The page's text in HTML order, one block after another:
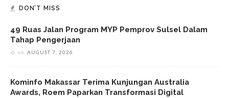
DON’T MISS
49 Ruas Jalan Program MYP Pemprov Sulsel Dalam
Tahap Pengerjaan
on AUGUST 7, 2026
Kominfo Makassar Terima Kunjungan Australia
Awards, Roem Paparkan Transformasi Digital